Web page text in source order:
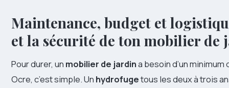
Maintenance, budget et
et la sécurité de ton mobilier de
Pour durer, un mobilier de jardina besoin d’un
Ocre, c’est simple. Un hydrofugetous les deux à trois